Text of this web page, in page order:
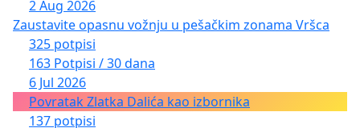
2 Aug 2026
Zaustavite opasnu vožnju u pešačkim zonama Vršca
325 potpisi
163 Potpisi / 30 dana
6 Jul 2026
Povratak Zlatka Dalića kao izbornika
137 potpisi